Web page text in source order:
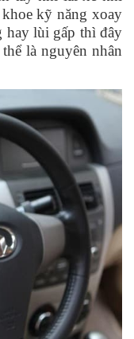
kỹ năng xoay
hay lùi gấp thì đây
là nguyên nhân